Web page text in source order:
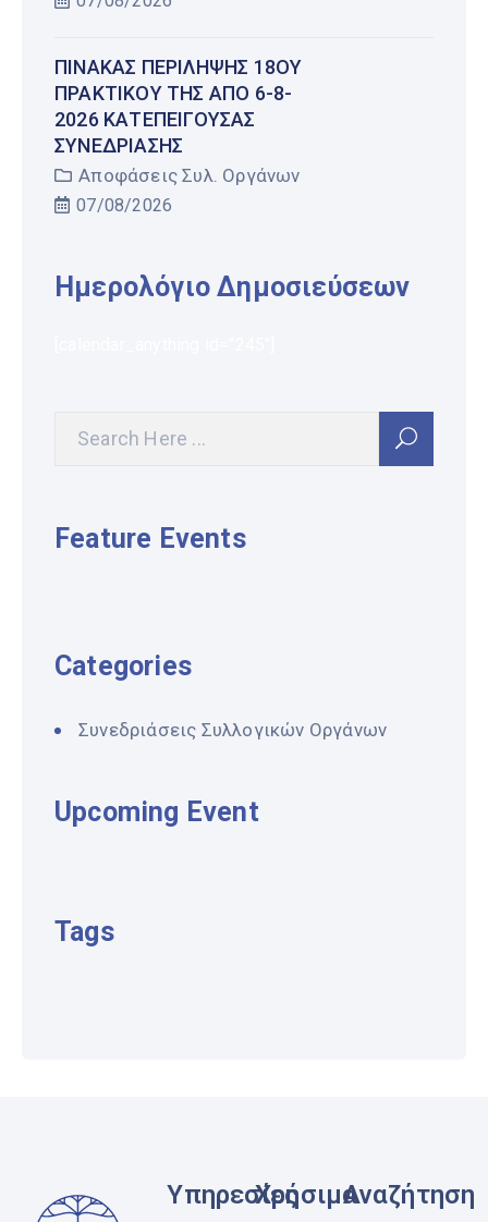
ΠΊΝΑΚΑΣ ΠΕΡΊΛΗΨΗΣ 18ΟΥ
ΠΡΑΚΤΙΚΟΎ ΤΗΣ ΑΠΌ 6-8-
2026 ΚΑΤΕΠΕΊΓΟΥΣΑΣ
ΣΥΝΕΔΡΊΑΣΗΣ
Αποφάσεις Συλ. Οργάνων
07/08/2026
Ημερολόγιο Δημοσιεύσεων
Feature Events
Categories
Συνεδριάσεις Συλλογικών Οργάνων
Upcoming Event
Tags
ΥπηρεσίεςΧρήσιμαΑναζήτηση